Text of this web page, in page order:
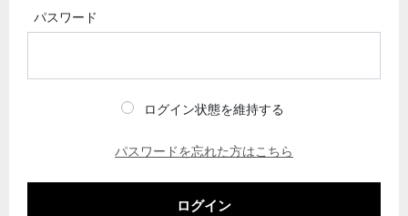
パスワード
ログイン状態を維持する
パスワードを忘れた方はこちら
ログイン